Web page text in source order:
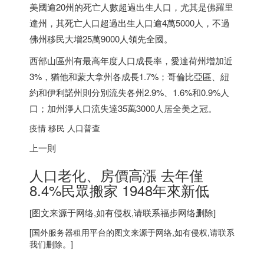
美國逾20州的死亡人數超過出生人口，尤其是佛羅里
達州，其死亡人口超過出生人口逾4萬5000人，不過
佛州移民大增25萬9000人領先全國。
西部山區州有最高年度人口成長率，愛達荷州增加近
3%，猶他和蒙大拿州各成長1.7%；哥倫比亞區、紐
約和伊利諾州則分別流失各州2.9%、1.6%和0.9%人
口；加州淨人口流失達35萬3000人居全美之冠。
疫情 移民 人口普查
上一則
人口老化、房價高漲 去年僅
8.4%民眾搬家 1948年來新低
[图文来源于网络,如有侵权,请联系福步网络删除]
[国外服务器租用平台的图文来源于网络,如有侵权,请联系
我们删除。]